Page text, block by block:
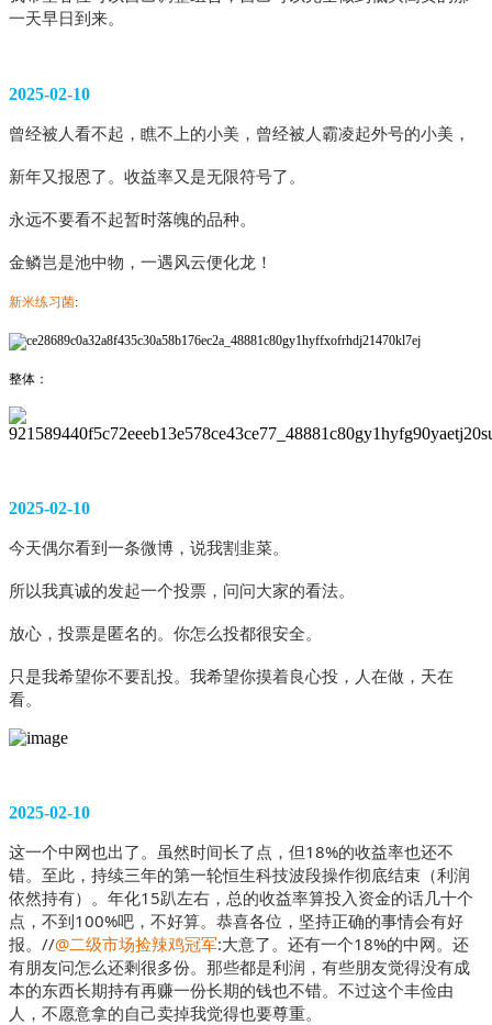
一天早日到来。
2025-02-10
曾经被人看不起，瞧不上的小美，曾经被人霸凌起外号的小美，
新年又报恩了。收益率又是无限符号了。
永远不要看不起暂时落魄的品种。
金鳞岂是池中物，一遇风云便化龙！
新米练习菌:
整体：
2025-02-10
今天偶尔看到一条微博，说我割韭菜。
所以我真诚的发起一个投票，问问大家的看法。
放心，投票是匿名的。你怎么投都很安全。
只是我希望你不要乱投。我希望你摸着良心投，人在做，天在
看。
2025-02-10
这一个中网也出了。虽然时间长了点，但18%的收益率也还不
错。至此，持续三年的第一轮恒生科技波段操作彻底结束（利润
依然持有）。年化15趴左右，总的收益率算投入资金的话几十个
点，不到100%吧，不好算。恭喜各位，坚持正确的事情会有好
报。//@二级市场捡辣鸡冠军:大意了。还有一个18%的中网。还
有朋友问怎么还剩很多份。那些都是利润，有些朋友觉得没有成
本的东西长期持有再赚一份长期的钱也不错。不过这个丰俭由
人，不愿意拿的自己卖掉我觉得也要尊重。